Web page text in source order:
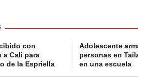
con
a Cali para
de la Espriella
Adolescente
personas en
en una escuela